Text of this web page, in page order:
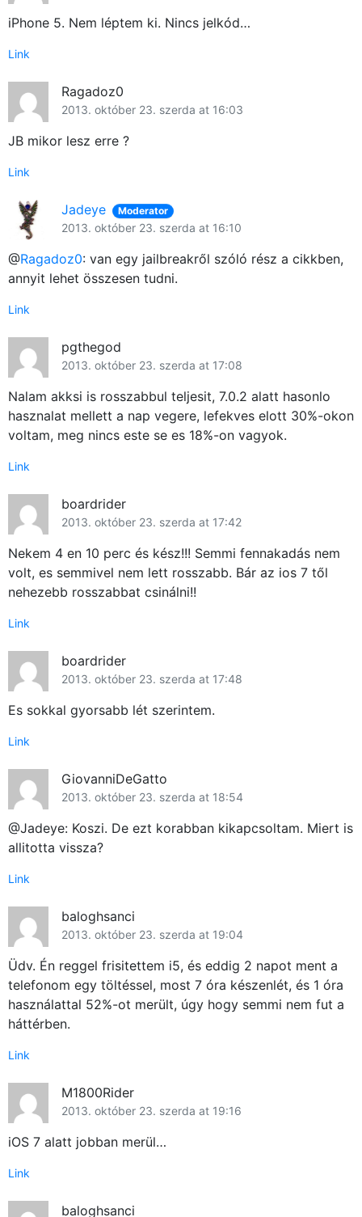
iPhone 5. Nem léptem ki. Nincs jelkód…
Link
Ragadoz0
2013. október 23. szerda at 16:03
JB mikor lesz erre ?
Link
Jadeye Moderator
2013. október 23. szerda at 16:10
@Ragadoz0: van egy jailbreakről szóló rész a cikkben,
annyit lehet összesen tudni.
Link
pgthegod
2013. október 23. szerda at 17:08
Nalam akksi is rosszabbul teljesit, 7.0.2 alatt hasonlo
hasznalat mellett a nap vegere, lefekves elott 30%-okon
voltam, meg nincs este se es 18%-on vagyok.
Link
boardrider
2013. október 23. szerda at 17:42
Nekem 4 en 10 perc és kész!!! Semmi fennakadás nem
volt, es semmivel nem lett rosszabb. Bár az ios 7 től
nehezebb rosszabbat csinálni!!
Link
boardrider
2013. október 23. szerda at 17:48
Es sokkal gyorsabb lét szerintem.
Link
GiovanniDeGatto
2013. október 23. szerda at 18:54
@Jadeye: Koszi. De ezt korabban kikapcsoltam. Miert is
allitotta vissza?
Link
baloghsanci
2013. október 23. szerda at 19:04
Üdv. Én reggel frisitettem i5, és eddig 2 napot ment a
telefonom egy töltéssel, most 7 óra készenlét, és 1 óra
használattal 52%-ot merült, úgy hogy semmi nem fut a
háttérben.
Link
M1800Rider
2013. október 23. szerda at 19:16
iOS 7 alatt jobban merül…
Link
baloghsanci